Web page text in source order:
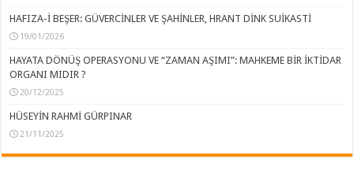
HAFIZA-İ BEŞER: GÜVERCİNLER VE ŞAHİNLER, HRANT DİNK SUİKASTİ
19/01/2026
HAYATA DÖNÜŞ OPERASYONU VE “ZAMAN AŞIMI”: MAHKEME BİR İKTİDAR
ORGANI MIDIR ?
20/12/2025
HÜSEYİN RAHMİ GÜRPINAR
21/11/2025